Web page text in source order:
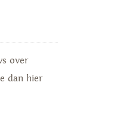
over
dan hier